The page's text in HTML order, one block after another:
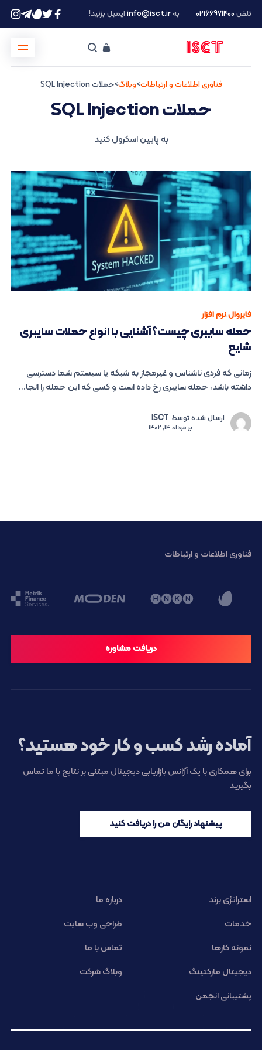
تلفن ۰۲۱66971400 بهinfo@isct.irایمیل بزنید!
فناوری اطلاعات و ارتباطات>وبلاگ>حملات SQL Injection
حملات SQL Injection
به پایین اسکرول کنید
فایروال،نرم افزار
حمله سایبری چیست؟ آشنایی با انواع حملات سایبری
شایع
زمانی که فردی ناشناس و غیرمجاز به شبکه یا سیستم شما دسترسی
داشته باشد، حمله سایبری رخ داده است و کسی که این حمله را انجا...
ارسال شده توسط ISCT
برمرداد 14, 1402
فناوری اطلاعات و ارتباطات
دریافت مشاوره
آماده رشد کسب و کار خود هستید؟
برای همکاری با یک آژانس بازاریابی دیجیتال مبتنی بر نتایج با ما تماس
بگیرید
پیشنهاد رایگان من را دریافت کنید
استراتژی برند
درباره ما
خدمات
طراحی وب سایت
نمونه کارها
تماس با ما
دیجیتال مارکتینگ
وبلاگ شرکت
پشتیبانی انجمن